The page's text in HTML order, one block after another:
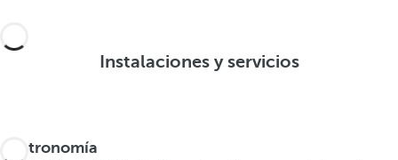
Instalaciones y servicios
Gastronomía